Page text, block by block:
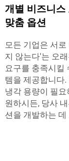
개별 비즈니스
맞춤 옵션
모든 기업은 서
지 않는다'는 오
요구를 충족시킬
템을 제공합니다
냉각 용량이 필
원하시든, 당사
션을 개발하는